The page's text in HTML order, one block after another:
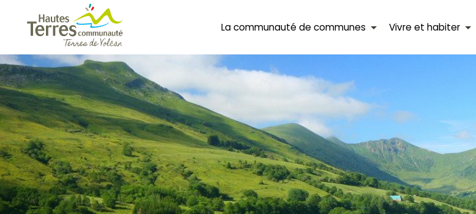
La communauté de communes Vivre et habiter